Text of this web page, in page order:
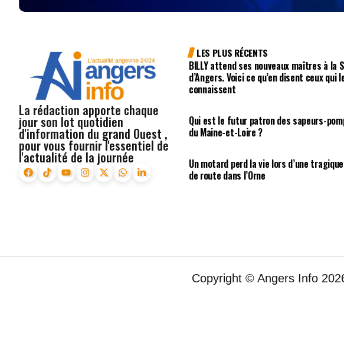
La rédaction apporte chaque
jour son lot quotidien
d'information du grand Ouest ,
pour vous fournir l'essentiel de
l'actualité de la journée
LES PLUS RÉCENTS
BILLY attend ses nouveaux maîtres à la
d’Angers. Voici ce qu’en disent ceux qui
connaissent
Qui est le futur patron des sapeurs-
du Maine-et-Loire ?
Un motard perd la vie lors d’une
de route dans l’Orne
Copyright © Angers Info